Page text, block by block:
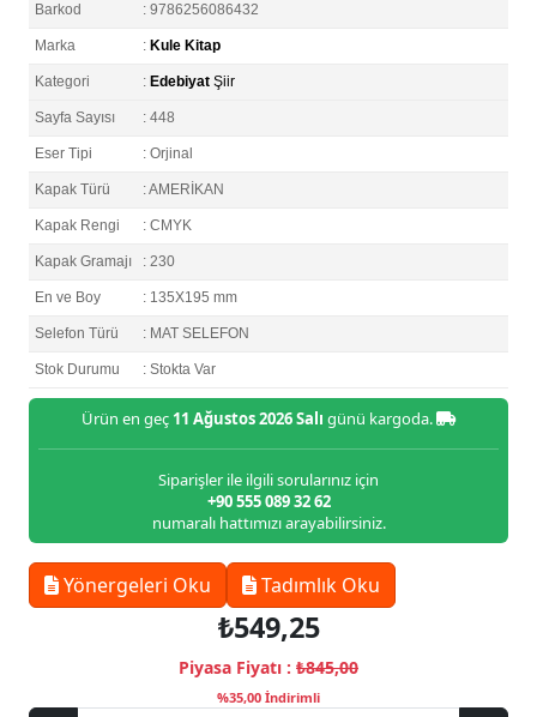
Barkod : 9786256086432
Marka : Kule Kitap
Kategori : Edebiyat Şiir
Sayfa Sayısı : 448
Eser Tipi : Orjinal
Kapak Türü : AMERİKAN
Kapak Rengi : CMYK
Kapak Gramajı : 230
En ve Boy : 135X195 mm
Selefon Türü : MAT SELEFON
Stok Durumu : Stokta Var
Ürün en geç 11 Ağustos 2026 Salı günü kargoda.
Siparişler ile ilgili sorularınız için
+90 555 089 32 62
numaralı hattımızı arayabilirsiniz.
Yönergeleri Oku Tadımlık Oku
₺549,25
Piyasa Fiyatı : ₺845,00
%35,00 İndirimli